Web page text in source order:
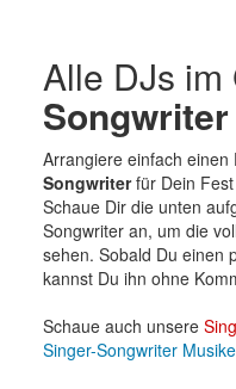
Alle DJs im
Songwriter
Arrangiere einfach einen
Songwriterfür Dein Fest
Schaue Dir die unten
Songwriter an, um die
sehen. Sobald Du einen
kannst Du ihn ohne
Schaue auch unsere
Singer-Songwriter